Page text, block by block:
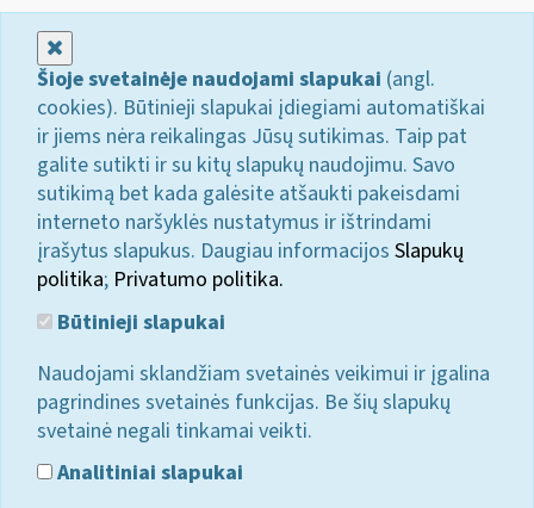
Šioje svetainėje naudojami slapukai (angl.
cookies). Būtinieji slapukai įdiegiami automatiškai
ir jiems nėra reikalingas Jūsų sutikimas. Taip pat
galite sutikti ir su kitų slapukų naudojimu. Savo
sutikimą bet kada galėsite atšaukti pakeisdami
interneto naršyklės nustatymus ir ištrindami
įrašytus slapukus. Daugiau informacijos Slapukų
politika; Privatumo politika.
Būtinieji slapukai
Naudojami sklandžiam svetainės veikimui ir įgalina
pagrindines svetainės funkcijas. Be šių slapukų
svetainė negali tinkamai veikti.
Analitiniai slapukai